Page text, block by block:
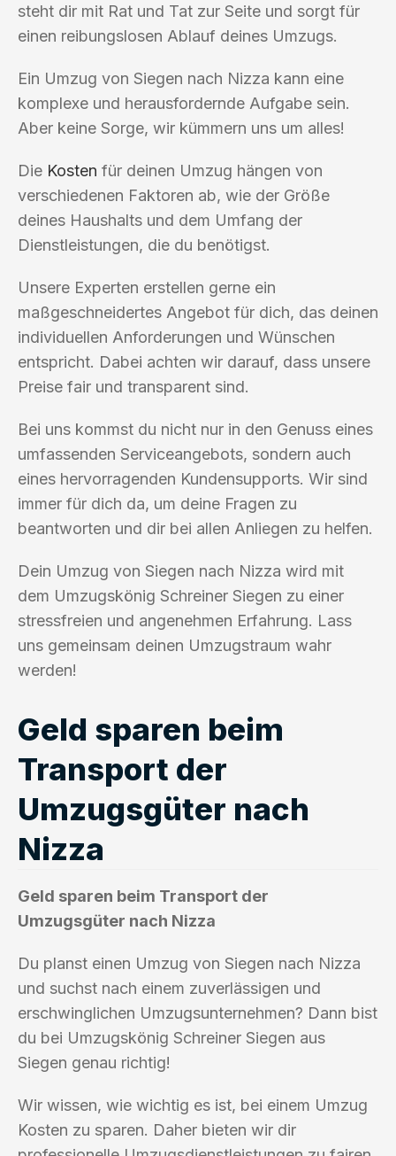
steht dir mit Rat und Tat zur Seite und sorgt für
einen reibungslosen Ablauf deines Umzugs.
Ein Umzug von Siegen nach Nizza kann eine
komplexe und herausfordernde Aufgabe sein.
Aber keine Sorge, wir kümmern uns um alles!
Die Kosten für deinen Umzug hängen von
verschiedenen Faktoren ab, wie der Größe
deines Haushalts und dem Umfang der
Dienstleistungen, die du benötigst.
Unsere Experten erstellen gerne ein
maßgeschneidertes Angebot für dich, das deinen
individuellen Anforderungen und Wünschen
entspricht. Dabei achten wir darauf, dass unsere
Preise fair und transparent sind.
Bei uns kommst du nicht nur in den Genuss eines
umfassenden Serviceangebots, sondern auch
eines hervorragenden Kundensupports. Wir sind
immer für dich da, um deine Fragen zu
beantworten und dir bei allen Anliegen zu helfen.
Dein Umzug von Siegen nach Nizza wird mit
dem Umzugskönig Schreiner Siegen zu einer
stressfreien und angenehmen Erfahrung. Lass
uns gemeinsam deinen Umzugstraum wahr
werden!
Geld sparen beim
Transport der
Umzugsgüter nach
Nizza
Geld sparen beim Transport der
Umzugsgüter nach Nizza
Du planst einen Umzug von Siegen nach Nizza
und suchst nach einem zuverlässigen und
erschwinglichen Umzugsunternehmen? Dann bist
du bei Umzugskönig Schreiner Siegen aus
Siegen genau richtig!
Wir wissen, wie wichtig es ist, bei einem Umzug
Kosten zu sparen. Daher bieten wir dir